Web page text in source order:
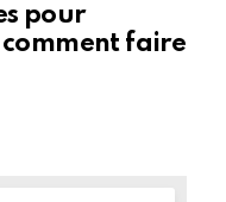
pour
faire